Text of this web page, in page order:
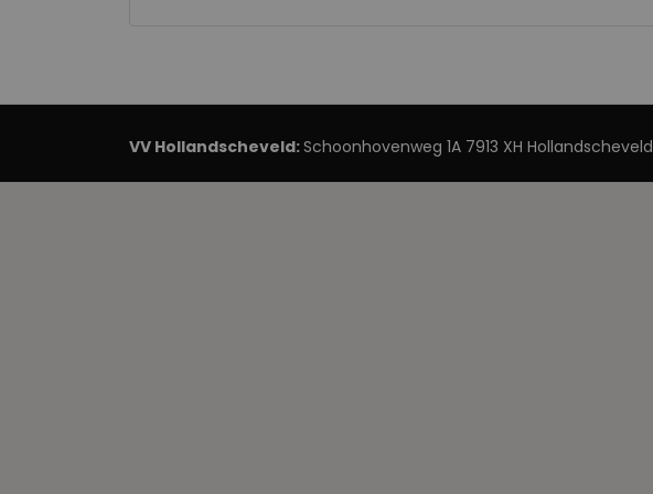
VV Hollandscheveld:Schoonhovenweg 1A 7913 XH Hollandscheveld